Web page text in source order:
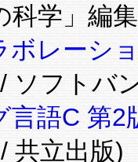
科学」編
レーシ
ソフトバ
語C 第2
共立出版)